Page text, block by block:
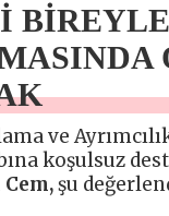
ve
koşulsuz
şu